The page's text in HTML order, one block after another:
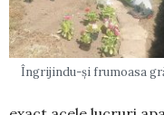
Îngrijindu-și frumoasa